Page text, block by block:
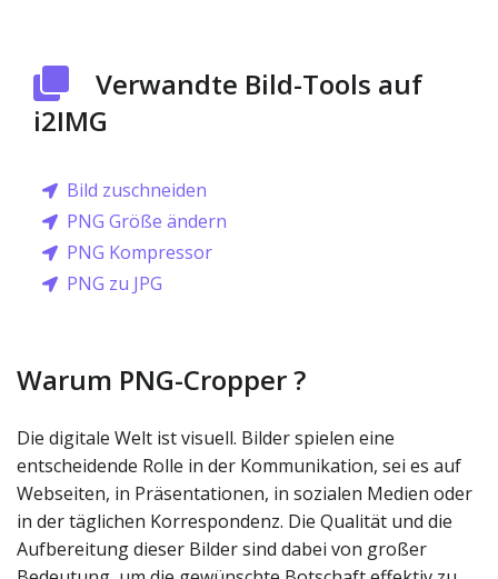
Verwandte Bild-Tools auf
i2IMG
Bild zuschneiden
PNG Größe ändern
PNG Kompressor
PNG zu JPG
Warum PNG-Cropper ?
Die digitale Welt ist visuell. Bilder spielen eine
entscheidende Rolle in der Kommunikation, sei es auf
Webseiten, in Präsentationen, in sozialen Medien oder
in der täglichen Korrespondenz. Die Qualität und die
Aufbereitung dieser Bilder sind dabei von großer